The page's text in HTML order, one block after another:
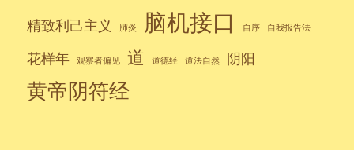
精致利己主义 肺炎 脑机接口 自序 自我报告法
花样年 观察者偏见 道 道德经 道法自然 阴阳
黄帝阴符经